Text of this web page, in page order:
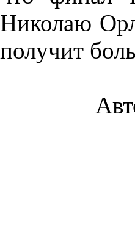
Николаю
получит